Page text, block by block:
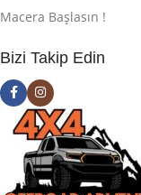
Macera Başlasın !
Bizi Takip Edin